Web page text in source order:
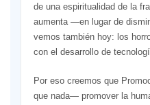
de una espiritualidad de la
aumenta —en lugar de
vemos también hoy: los
con el desarrollo de
Por eso creemos que
que nada— promover la